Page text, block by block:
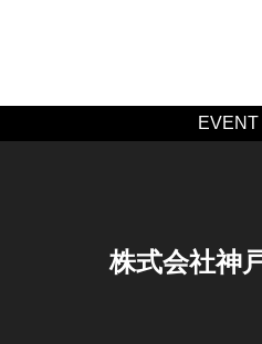
EVENT
株式会社神